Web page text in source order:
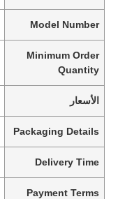
Model Number
Minimum Order
Quantity
الأسعار
Packaging Details
Delivery Time
Payment Terms